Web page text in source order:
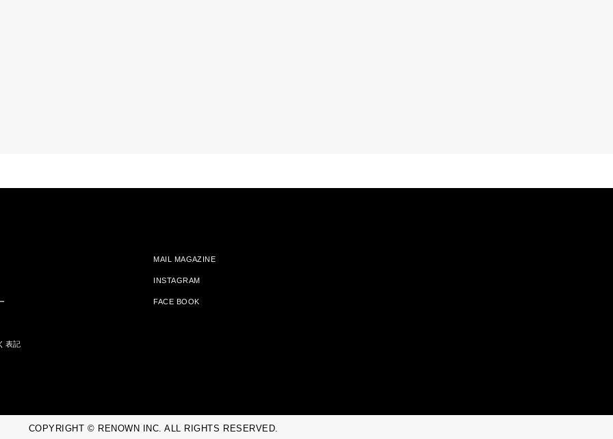
表記
MAIL MAGAZINE
INSTAGRAM
FACE BOOK
COPYRIGHT © RENOWN INC. ALL RIGHTS RESERVED.